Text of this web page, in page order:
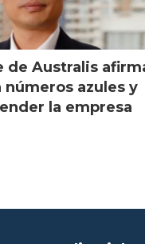
de Australis
números azules y
la empresa